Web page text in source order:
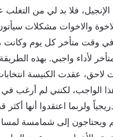
فلا بد لي من
والاخوات مشكلات
في وقت متأخر كل يوم وكانت
لأداء واجبي. بهذه
عقدت الكنيسة
الواجب، لكنني لم أرغب
ولربما اعتقدوا أنها
ويحتاجون إلى شمامسة